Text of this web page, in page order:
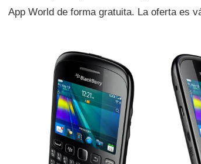
App World de forma gratuita. La oferta es